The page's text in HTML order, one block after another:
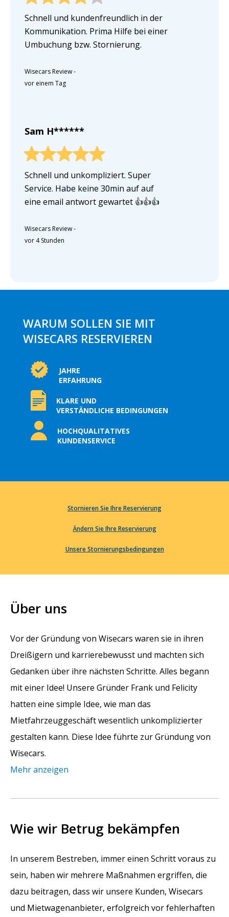
Schnell und kundenfreundlich in der
Kommunikation. Prima Hilfe bei einer
Umbuchung bzw. Stornierung.
Wisecars Review-
vor einem Tag
Sam H******
Schnell und unkompliziert. Super
Service. Habe keine 30min auf auf
eine email antwort gewartet 👍👍👍
Wisecars Review-
vor 4 Stunden
WARUM SOLLEN SIE MIT
WISECARS RESERVIEREN
JAHRE
ERFAHRUNG
KLARE UND
VERSTÄNDLICHE BEDINGUNGEN
HOCHQUALITATIVES
KUNDENSERVICE
Stornieren Sie Ihre Reservierung
Ändern Sie Ihre Reservierung
Unsere Stornierungsbedingungen
Über uns
Vor der Gründung von Wisecars waren sie in ihren
Dreißigern und karrierebewusst und machten sich
Gedanken über ihre nächsten Schritte. Alles begann
mit einer Idee! Unsere Gründer Frank und Felicity
hatten eine simple Idee, wie man das
Mietfahrzeuggeschäft wesentlich unkomplizierter
gestalten kann. Diese Idee führte zur Gründung von
Wisecars.
Mehr anzeigen
Wie wir Betrug bekämpfen
In unserem Bestreben, immer einen Schritt voraus zu
sein, haben wir mehrere Maßnahmen ergriffen, die
dazu beitragen, dass wir unsere Kunden, Wisecars
und Mietwagenanbieter, erfolgreich vor fehlerhaften